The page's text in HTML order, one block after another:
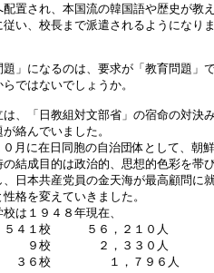
置され、本国流の韓国語や歴史が教
い、校長まで派遣されるようになり
」になるのは、要求が「教育問題」
ではないでしょうか。
日教組対文部省」の宿命の対決
絡んでいました。
月に在日同胞の自治団体として、朝
の結成目的は政治的、思想的色彩を帯
日本共産党員の金天海が最高顧問に
格を変えていきました。
１９４８年現在、
校　　　５６，２１０人
校　　　　２，３３０人
６校        １，７９６人